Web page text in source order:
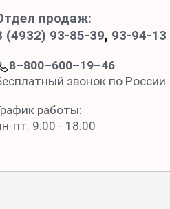
продаж:
(4932) 93-85-39, 93-94-13
8–800–600–19–46
звонок по России
работы:
пт: 9:00 - 18:00